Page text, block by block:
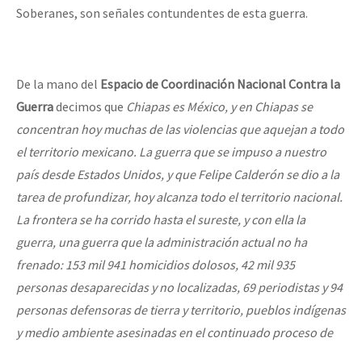
Soberanes, son señales contundentes de esta guerra.
De la mano del Espacio de Coordinación Nacional Contra la
Guerradecimos que Chiapas es México, y en Chiapas se
concentran hoy muchas de las violencias que aquejan a todo
el territorio mexicano. La guerra que se impuso a nuestro
país desde Estados Unidos, y que Felipe Calderón se dio a la
tarea de profundizar, hoy alcanza todo el territorio nacional.
La frontera se ha corrido hasta el sureste, y con ella la
guerra, una guerra que la administración actual no ha
frenado: 153mil 941 homicidios dolosos, 42 mil 935
personas desaparecidas y no localizadas, 69 periodistas y 94
personas defensoras de tierra y territorio, pueblos indígenas
y medio ambiente asesinadas en el continuado proceso de